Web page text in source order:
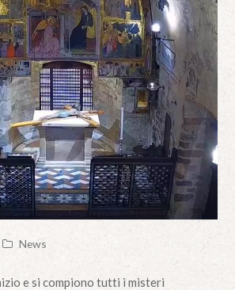
News
e si compiono tutti i misteri